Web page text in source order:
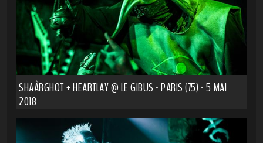
SHAÂRGHOT + HEARTLAY @ LE GIBUS - PARIS (75) - 5 MAI
2018